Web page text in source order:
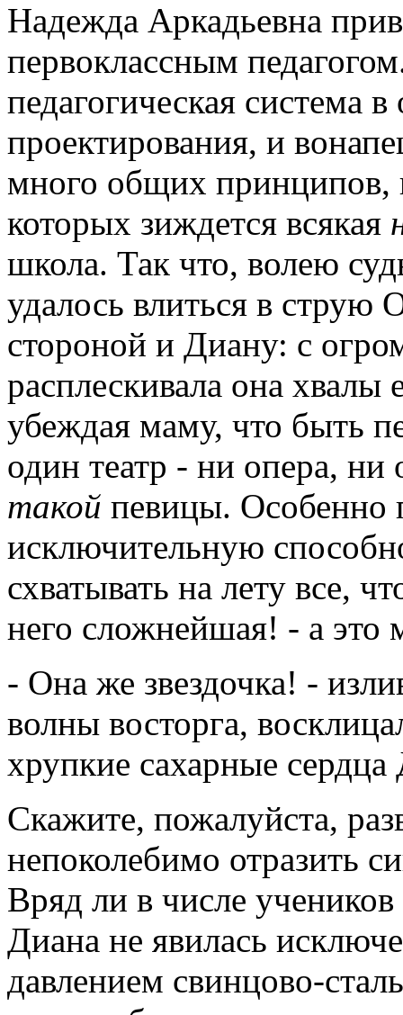
Надежда Аркадьевна
первоклассным
педагогическая система
проектирования, и
много общих принципов,
которых зиждется всякая
школа. Так что, волею
удалось влиться в
стороной и Диану: с
расплескивала она
убеждая маму, что быть
один театр - ни опера, ни
такой певицы. Особенно
исключительную
схватывать на лету все,
него сложнейшая! - а это
- Она же звездочка! -
волны восторга,
хрупкие сахарные
Скажите, пожалуйста,
непоколебимо отразить
Вряд ли в числе
Диана не явилась
давлением свинцово-